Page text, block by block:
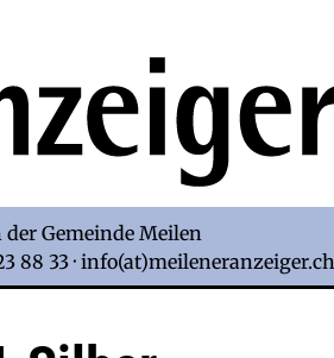
Gemeinde Meilen
88 33 · info(at)meileneranzeiger.ch